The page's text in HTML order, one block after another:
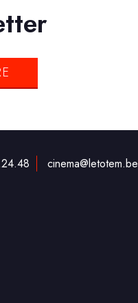
cine‌ma‌@‌leto‌tem.be